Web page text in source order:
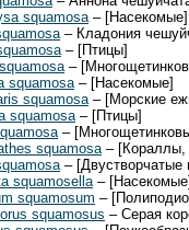
squamosa – [Насекомые]
– Кладония
– [Птицы]
–
squamosa – [Насекомые]
squamosa – [Морские
squamosa – [Птицы]
–
squamosa – [Кораллы,
– [Двустворчатые
squamosella – [Насекомые]
squamosum –
squamosus – Серая